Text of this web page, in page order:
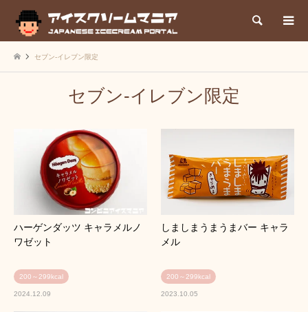
検索
セブン‐イレブン限定
セブン‐イレブン限定
ハーゲンダッツ キャラメルノ
ワゼット
200～299kcal
2024.12.09
しましまうまうまバー キャラ
メル
200～299kcal
2023.10.05